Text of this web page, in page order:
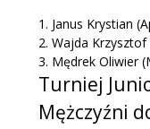
1. Janus Krystian
2. Wajda Krzysztof
3. Mędrek Oliwier
Turniej
Mężczyźni